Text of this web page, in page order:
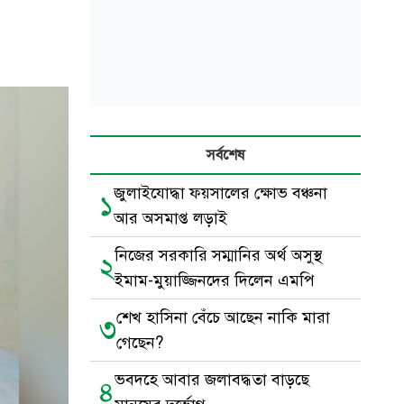
সর্বশেষ
১জুলাইযোদ্ধা ফয়সালের ক্ষোভ বঞ্চনা
আর অসমাপ্ত লড়াই
২নিজের সরকারি সম্মানির অর্থ অসুস্থ
ইমাম-মুয়াজ্জিনদের দিলেন এমপি
৩শেখ হাসিনা বেঁচে আছেন নাকি মারা
গেছেন?
৪ভবদহে আবার জলাবদ্ধতা বাড়ছে